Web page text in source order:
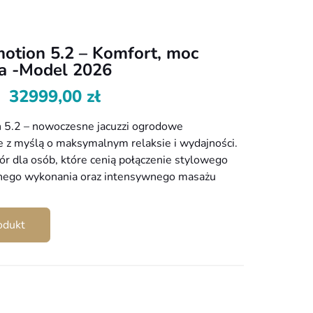
5.2 – Komfort, moc
-Model 2026
32999,00 zł
5.2 – nowoczesne jacuzzi ogrodowe
z myślą o maksymalnym relaksie i wydajności.
dla osób, które cenią połączenie stylowego
wykonania oraz intensywnego masażu